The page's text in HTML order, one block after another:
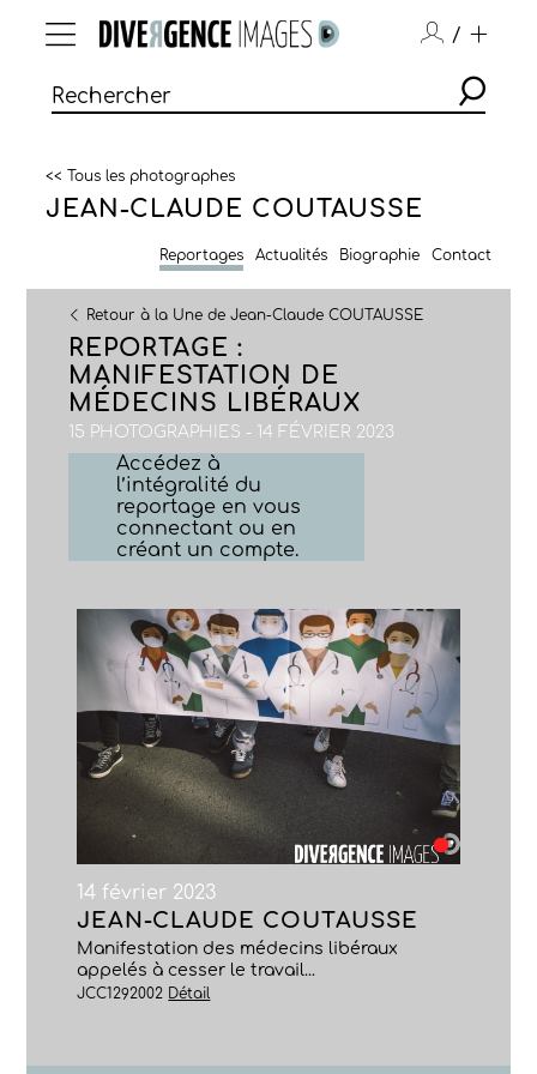
/
<< Tous les photographes
JEAN-CLAUDE COUTAUSSE
Reportages Actualités Biographie Contact
Retour à la Une de Jean-Claude COUTAUSSE
REPORTAGE :
MANIFESTATION DE
MÉDECINS LIBÉRAUX
15 PHOTOGRAPHIES - 14 FÉVRIER 2023
Accédez à
l’intégralité du
reportage en vous
connectant ou en
créant un compte.
14 février 2023
JEAN-CLAUDE COUTAUSSE
Manifestation des médecins libéraux
appelés à cesser le travail...
JCC1292002 Détail